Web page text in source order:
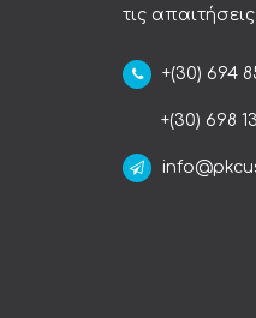
τις
+(30) 694
+(30) 698